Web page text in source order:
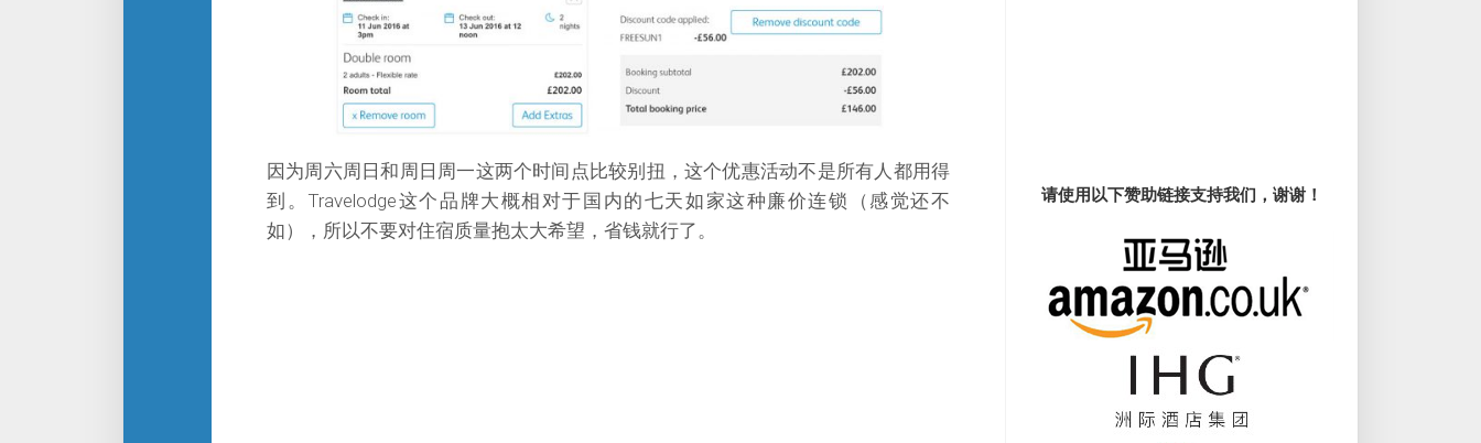
因为周六周日和周日周一这两个时间点比较别扭，这个优惠活动不是所有人都用得
到。Travelodge这个品牌大概相对于国内的七天如家这种廉价连锁（感觉还不
如），所以不要对住宿质量抱太大希望，省钱就行了。
请使用以下赞助链接支持我们，谢谢！